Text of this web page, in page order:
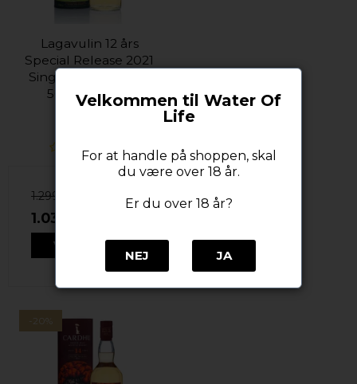
Lagavulin 12 års
Special Release 2021
Single Malt Whisky
56,5%alc 70cl
1.299,00 DKK
1.039,20 DKK
VIS PRODUKT
-20%
Velkommen til Water Of
Life
For at handle på shoppen, skal
du være over 18 år.
Er du over 18 år?
NEJ JA